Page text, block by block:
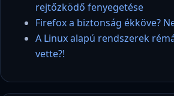
rejtőzködő fenyegetése
Firefox a biztonság ékköve?
A Linux alapú rendszerek
vette?!